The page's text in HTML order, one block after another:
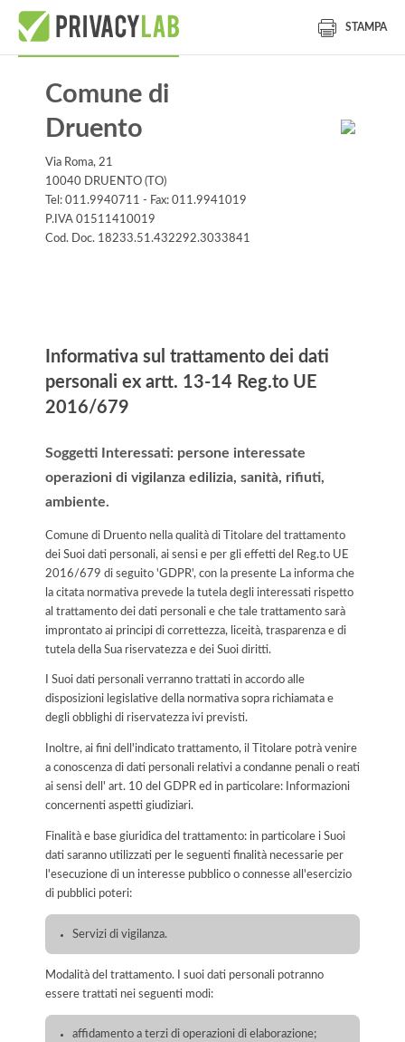
STAMPA
Comune di
Druento
Via Roma, 21
10040 DRUENTO (TO)
Tel: 011.9940711 - Fax: 011.9941019
P.IVA 01511410019
Cod. Doc. 18233.51.432292.3033841
Informativa sul trattamento dei dati
personali ex artt. 13-14 Reg.to UE
2016/679
Soggetti Interessati: persone interessate
operazioni di vigilanza edilizia, sanità, rifiuti,
ambiente.
Comune di Druento nella qualità di Titolare del trattamento
dei Suoi dati personali, ai sensi e per gli effetti del Reg.to UE
2016/679 di seguito 'GDPR', con la presente La informa che
la citata normativa prevede la tutela degli interessati rispetto
al trattamento dei dati personali e che tale trattamento sarà
improntato ai principi di correttezza, liceità, trasparenza e di
tutela della Sua riservatezza e dei Suoi diritti.
I Suoi dati personali verranno trattati in accordo alle
disposizioni legislative della normativa sopra richiamata e
degli obblighi di riservatezza ivi previsti.
Inoltre, ai fini dell'indicato trattamento, il Titolare potrà venire
a conoscenza di dati personali relativi a condanne penali o reati
ai sensi dell' art. 10 del GDPR ed in particolare: Informazioni
concernenti aspetti giudiziari.
Finalità e base giuridica del trattamento: in particolare i Suoi
dati saranno utilizzati per le seguenti finalità necessarie per
l'esecuzione di un interesse pubblico o connesse all'esercizio
di pubblici poteri:
Servizi di vigilanza.
Modalità del trattamento. I suoi dati personali potranno
essere trattati nei seguenti modi:
affidamento a terzi di operazioni di elaborazione;